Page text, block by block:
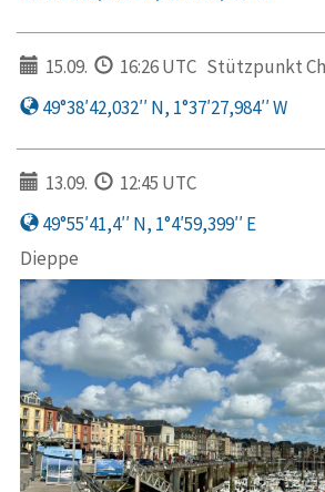
15.09. 16:26 UTC Stützpunkt
49°38′42,032′′ N, 1°37′27,984′′ W
13.09.
12:45 UTC
49°55′41,4′′ N, 1°4′59,399′′ E
Dieppe